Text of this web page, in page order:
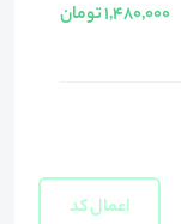
1,480,000 تومان
اعمال کد